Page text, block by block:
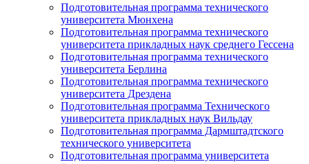
Подготовительная программа технического
университета Мюнхена
Подготовительная программа технического
университета прикладных наук среднего Гессена
Подготовительная программа технического
университета Берлина
Подготовительная программа технического
университета Дрездена
Подготовительная программа Технического
университета прикладных наук Вильдау
Подготовительная программа Дармштадтского
технического университета
Подготовительная программа университета